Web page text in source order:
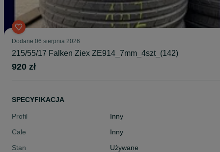
Dodane 06 sierpnia 2026
215/55/17 Falken Ziex ZE914_7mm_4szt_(142)
920 zł
SPECYFIKACJA
Profil
Inny
Cale
Inny
Stan
Używane